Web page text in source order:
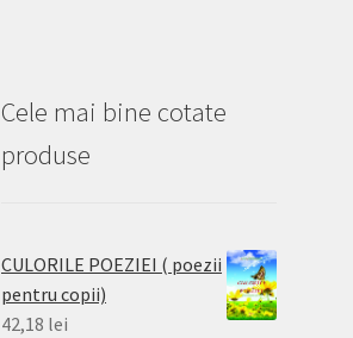
Cele mai bine cotate
produse
CULORILE POEZIEI ( poezii
pentru copii)
42,18 lei